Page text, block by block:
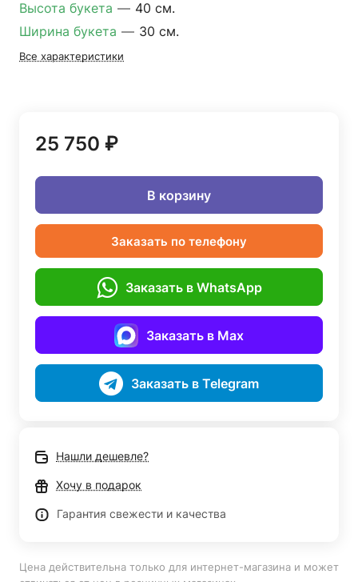
Высота букета — 40 см.
Ширина букета — 30 см.
Все характеристики
25 750 ₽
В корзину
Заказать по телефону
Заказать в WhatsApp
Заказать в Max
Заказать в Telegram
Нашли дешевле?
Хочу в подарок
Гарантия свежести и качества
Цена действительна только для интернет-магазина и может